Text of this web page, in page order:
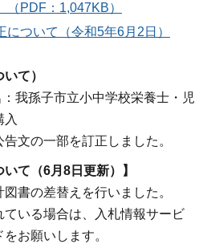
（PDF：1,047KB）
について（令和5年6月2日）
て）
我孫子市立小中学校栄養士・児
入
文の一部を訂正しました。
て（6月8日更新）】
書の差替えを行いました。
いる場合は、入札情報サービ
お願いします。